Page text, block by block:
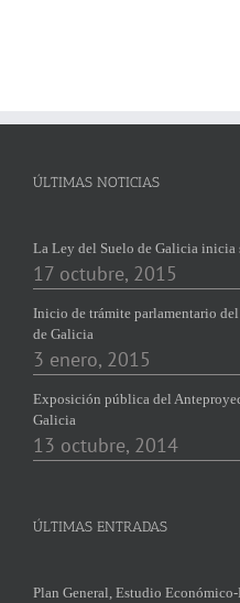
ÚLTIMAS NOTICIAS
La Ley del Suelo de Galicia inicia
17 octubre, 2015
Inicio de trámite parlamentario
de Galicia
3 enero, 2015
Exposición pública del
Galicia
13 octubre, 2014
ÚLTIMAS ENTRADAS
Plan General, Estudio